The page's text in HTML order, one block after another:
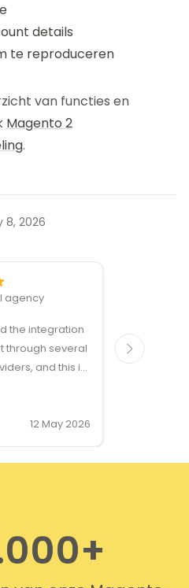
details
te reproduceren
van functies en
Magento 2
.
8, 2026
agency
the integration
through several
and this is
and it was
and
We do
12 May 2026
modules